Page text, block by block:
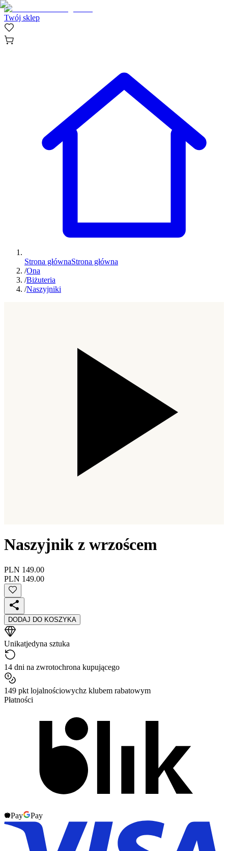
Twój sklep
Strona głównaStrona główna
/Ona
/Biżuteria
/Naszyjniki
Naszyjnik z wrzoścem
PLN 149.00
PLN 149.00
DODAJ DO KOSZYKA
Unikatjedyna sztuka
14 dni na zwrotochrona kupującego
149 pkt lojalnościowychz klubem rabatowym
Płatności
Pay Pay